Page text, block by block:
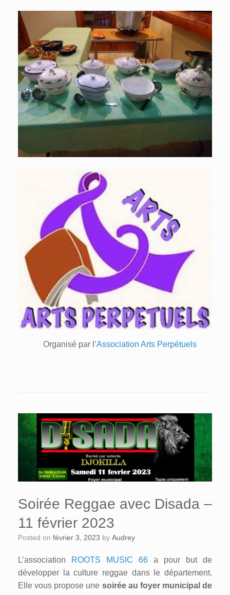
Organisé par l’Association Arts Perpétuels
Soirée Reggae avec Disada –
11 février 2023
Posted on février 3, 2023 by Audrey
L’association ROOTS MUSIC 66 a pour but de
développer la culture reggae dans le département.
Elle vous propose une soirée au foyer municipal de